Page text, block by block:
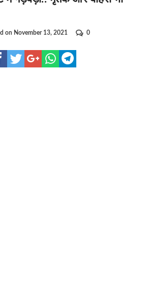
दो-दो अफसर घूस लेते गिरफ्तार
की शादी फिक्स, गर्लफ्रेंड से होगी शादी.. ईशान के
खुशखबरी.. बिहटा से भी बड़ा बनेगा एयरपोर्ट ..
on November 13, 2021 0